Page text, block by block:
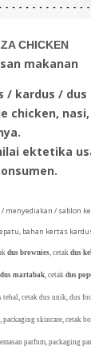
CHICKEN
makanan
/ kardus /
chicken,
ektetika
menyediakan / sablon
bahan kertas
dus brownies, cetak dus
dus martabak, cetak dus
tebal, cetak dus unik, dus
skincare, cetak
parfum,